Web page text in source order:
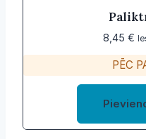
8,45 €
PĒC